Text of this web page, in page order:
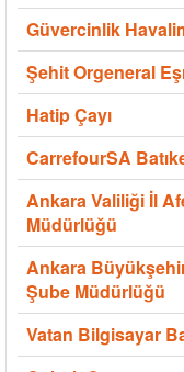
Güvercinlik
Şehit Orgeneral
Hatip Çayı
CarrefourSA
Ankara Valiliği İl
Müdürlüğü
Ankara
Şube Müdürlüğü
Vatan Bilgisayar